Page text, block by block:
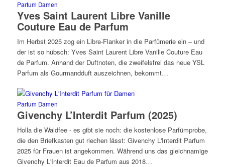
Parfum Damen
Yves Saint Laurent Libre Vanille
Couture Eau de Parfum
Im Herbst 2025 zog ein Libre-Flanker in die Parfümerie ein – und
der ist so hübsch: Yves Saint Laurent Libre Vanille Couture Eau
de Parfum. Anhand der Duftnoten, die zweifelsfrei das neue YSL
Parfum als Gourmandduft auszeichnen, bekommt…
Parfum Damen
Givenchy L’Interdit Parfum (2025)
Holla die Waldfee - es gibt sie noch: die kostenlose Parfümprobe,
die den Briefkasten gut riechen lässt: Givenchy L'Interdit Parfum
2025 für Frauen ist angekommen. Während uns das gleichnamige
Givenchy L'Interdit Eau de Parfum aus 2018…